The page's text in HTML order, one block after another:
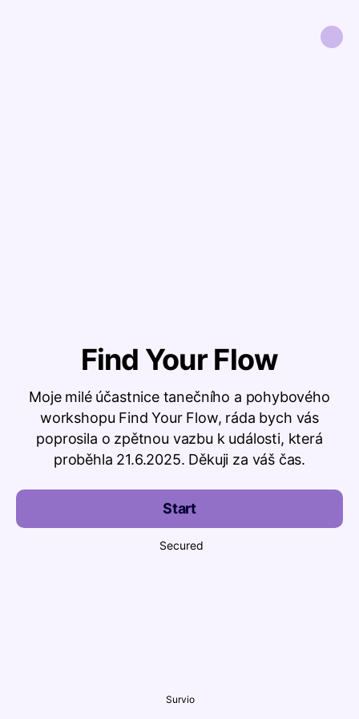
Find Your Flow
Moje milé účastnice tanečního a pohybového
workshopu Find Your Flow, ráda bych vás
poprosila o zpětnou vazbu k události, která
proběhla 21.6.2025. Děkuji za váš čas.
Start
Secured
Survio